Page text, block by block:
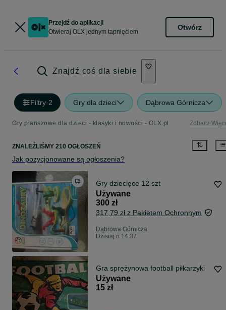
Przejdź do aplikacji
Otwieraj OLX jednym tapnięciem
Otwórz
Znajdź coś dla siebie
Filtry·2 Gry dla dzieci Dąbrowa Górnicza
Gry planszowe dla dzieci - klasyki i nowości - OLX.pl Zobacz
ZNALEŹLIŚMY 210 OGŁOSZEŃ
Jak pozycjonowane są ogłoszenia?
Gry dziecięce 12 szt
Używane
300 zł
317,79 zł z Pakietem Ochronnym
Dąbrowa Górnicza
Dzisiaj o 14:37
Gra sprężynowa football piłkarzyki
Używane
15 zł